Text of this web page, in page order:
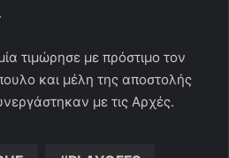
τιμώρησε με πρόστιμο τον
και μέλη της αποστολής
με τις Αρχές.